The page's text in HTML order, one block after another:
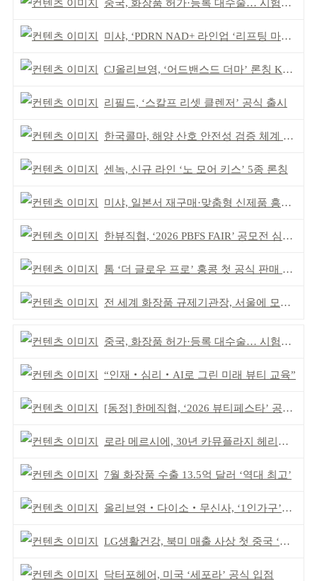
중국, 화장품 허가·등록 대수술… 시험자료 공용 허용
미샤, ‘PDRN NAD+ 라인업 ‘리프팅 마스크’ 출시
CJ올리브영, ‘어드밴스드 더마’ 론칭 K더마 육성 박차
리필드, ‘스칼프 리셋 클렌저’ 공식 출시
한국콜마, 해양 산호 안전성 검증 체계 구축
센녹, 신규 라인 ‘노 모어 키스’ 5종 론칭
미샤, 일본서 재구매·맞춤형 신제품 흥행 ‘쌍끌이’
한뷰직협, ‘2026 PBFS FAIR’ 공모전 심사 성료
톰 ‘더 글로우 프로’ 홍콩 첫 공식 판매 완판
전 세계 화장품 규제기관장, 서울에 모인다
중국, 화장품 허가·등록 대수술… 시험자료 공용 허용
“인재‧심리‧AI로 그린 미래 뷰티 교육”
[동정] 한메직협, ‘2026 뷰티페스타’ 공동 주최
로라 메르시에, 30년 카뮤플라지 헤리티지 담아
7월 화장품 수출 13.5억 달러 ‘역대 최고’
올리브영‧다이소‧무신사, ‘1인가구’가 이끈다
LG생활건강, 북미 매출 사상 첫 중국 ‘추월’
닥터포헤어, 미국 ‘세포라’ 공식 입점